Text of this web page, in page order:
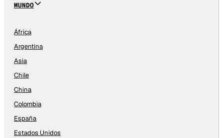
MUNDO
África
Argentina
Asia
Chile
China
Colombia
España
Estados Unidos